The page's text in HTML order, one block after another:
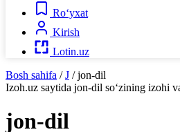
Ro‘yxat
Kirish
Lotin.uz
Bosh sahifa / J / jon-dil
Izoh.uz saytida jon-dil so‘zining izohi
jon-dil